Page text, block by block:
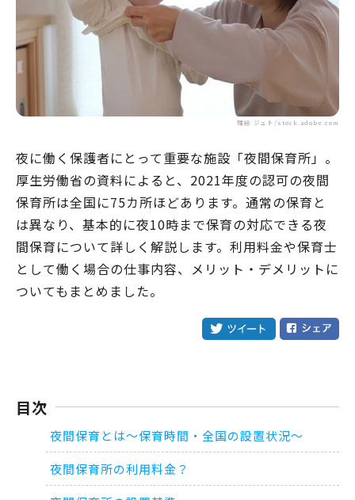
理絵 ジュト/stock.adobe.com
夜に働く保護者にとって重要な施設「夜間保育所」。
厚生労働省の資料によると、2021年度の認可の夜間
保育所は全国に75カ所ほどあります。通常の保育と
は異なり、基本的に夜10時まで保育の対応できる夜
間保育について詳しく解説します。利用料金や保育士
として働く場合の仕事内容、メリット・デメリットに
ついてもまとめました。
目次
夜間保育とは～保育時間・全国の設置状況～
夜間保育所の利用料金？